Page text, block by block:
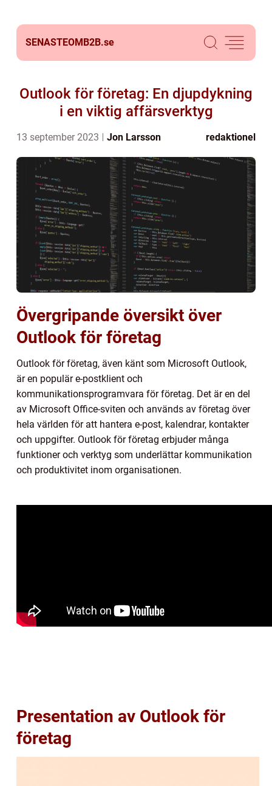
SENASTEOMB2B.se
Outlook för företag: En djupdykning
i en viktig affärsverktyg
13 september 2023 Jon Larsson redaktionel
Övergripande översikt över
Outlook för företag
Outlook för företag, även känt som Microsoft Outlook,
är en populär e-postklient och
kommunikationsprogramvara för företag. Det är en del
av Microsoft Office-sviten och används av företag över
hela världen för att hantera e-post, kalendrar, kontakter
och uppgifter. Outlook för företag erbjuder många
funktioner och verktyg som underlättar kommunikation
och produktivitet inom organisationen.
Presentation av Outlook för
företag